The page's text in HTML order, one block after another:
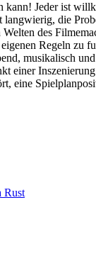
kann! Jeder ist
langwierig, die
des
Regeln zu
musikalisch
einer
eine
Rust